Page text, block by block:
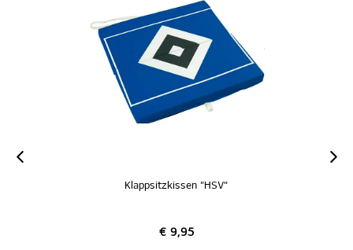
Klappsitzkissen "HSV"